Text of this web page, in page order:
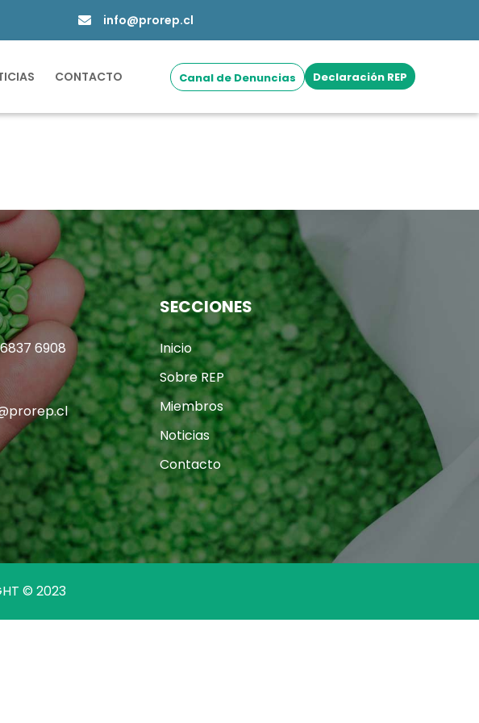
info@prorep.cl
CONTACTO Canal de Denuncias Declaración REP
6908
SECCIONES
Inicio
Sobre REP
Miembros
Noticias
Contacto
© 2023